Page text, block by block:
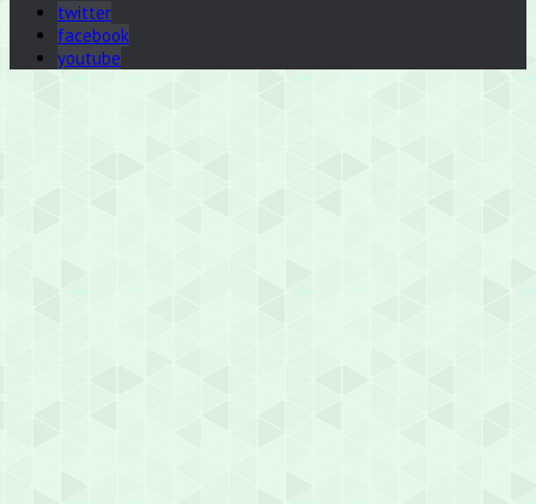
twitter
facebook
youtube